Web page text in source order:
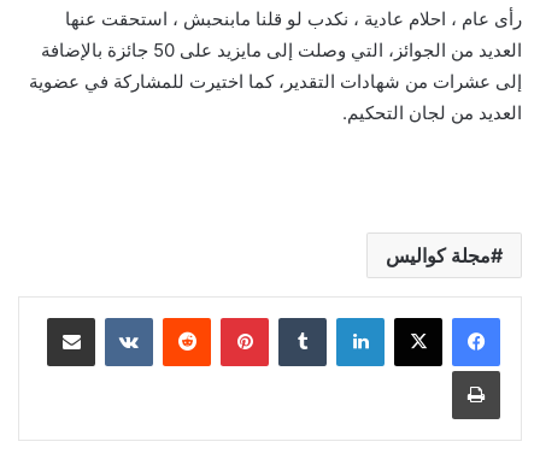
رأى عام ، احلام عادية ، نكدب لو قلنا مابنحبش ، استحقت عنها
العديد من الجوائز، التي وصلت إلى مايزيد على 50 جائزة بالإضافة
إلى عشرات من شهادات التقدير، كما اختيرت للمشاركة في عضوية
العديد من لجان التحكيم.
مجلة كواليس
لينكدإن بينتيريست مشاركة عبر البريد
طباعة